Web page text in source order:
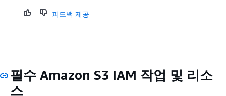
피드백 제공
필수 Amazon S3 IAM 작업 및 리소
스